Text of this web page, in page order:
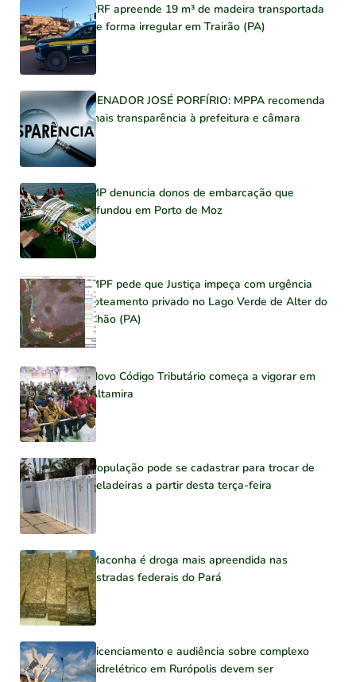
PRF apreende 19 m³ de madeira transportada
de forma irregular em Trairão (PA)
SENADOR JOSÉ PORFÍRIO: MPPA recomenda
mais transparência à prefeitura e câmara
MP denuncia donos de embarcação que
afundou em Porto de Moz
MPF pede que Justiça impeça com urgência
loteamento privado no Lago Verde de Alter do
Chão (PA)
Novo Código Tributário começa a vigorar em
Altamira
População pode se cadastrar para trocar de
geladeiras a partir desta terça-feira
Maconha é droga mais apreendida nas
estradas federais do Pará
Licenciamento e audiência sobre complexo
hidrelétrico em Rurópolis devem ser